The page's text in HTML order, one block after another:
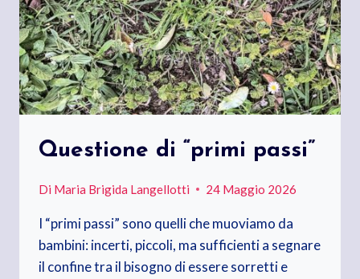
Questione di “primi passi”
Di Maria Brigida Langellotti 24 Maggio 2026
I “primi passi” sono quelli che muoviamo da
bambini: incerti, piccoli, ma sufficienti a segnare
il confine tra il bisogno di essere sorretti e